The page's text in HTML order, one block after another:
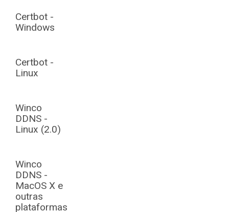
Certbot -
Windows
Certbot -
Linux
Winco
DDNS -
Linux (2.0)
Winco
DDNS -
MacOS X e
outras
plataformas